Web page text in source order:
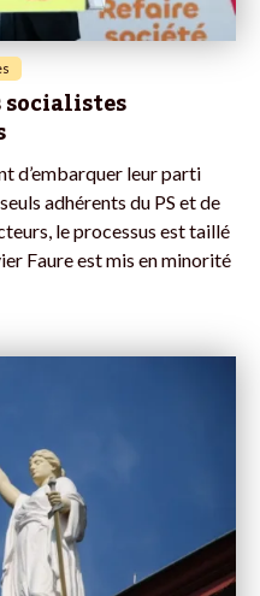
d’embarquer leur parti
adhérents du PS et de
le processus est taillé
Faure est mis en minorité